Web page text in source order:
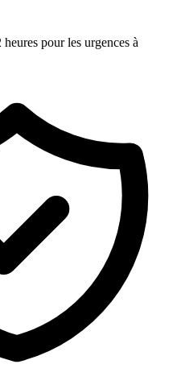
pour les urgences à